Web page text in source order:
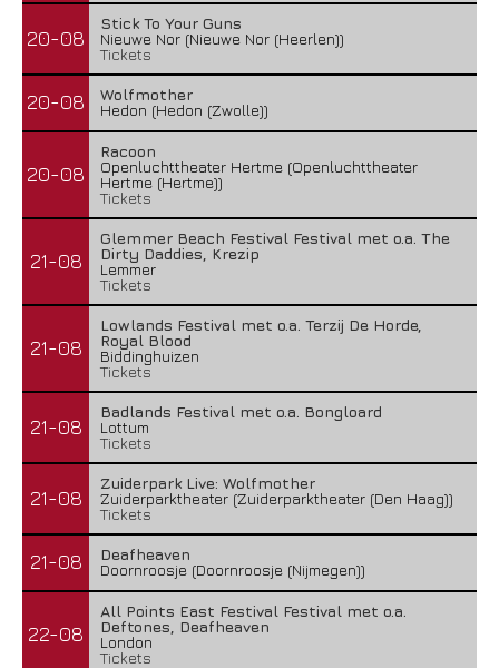
20-08
Stick To Your Guns
Nieuwe Nor (Nieuwe Nor (Heerlen))
Tickets
20-08
Wolfmother
Hedon (Hedon (Zwolle))
20-08
Racoon
Openluchttheater Hertme (Openluchttheater
Hertme (Hertme))
Tickets
21-08
Glemmer Beach Festival Festival met o.a. The
Dirty Daddies, Krezip
Lemmer
Tickets
21-08
Lowlands Festival met o.a. Terzij De Horde,
Royal Blood
Biddinghuizen
Tickets
21-08
Badlands Festival met o.a. Bongloard
Lottum
Tickets
21-08
Zuiderpark Live: Wolfmother
Zuiderparktheater (Zuiderparktheater (Den Haag))
Tickets
21-08
Deafheaven
Doornroosje (Doornroosje (Nijmegen))
22-08
All Points East Festival Festival met o.a.
Deftones, Deafheaven
London
Tickets